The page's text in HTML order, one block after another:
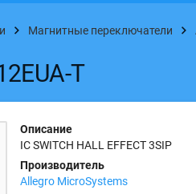
Магнитные переключатели
T
Описание
IC SWITCH HALL EFFECT 3SIP
Производитель
Allegro MicroSystems